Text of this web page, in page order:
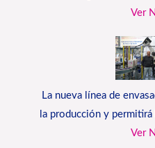
Ver
La nueva línea de
la producción y
Ver